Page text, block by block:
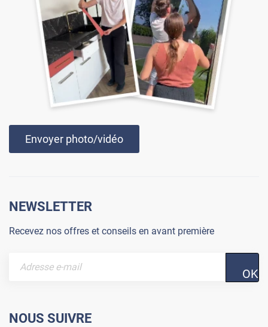
Envoyer photo/vidéo
NEWSLETTER
Recevez nos offres et conseils en avant première
OK
NOUS SUIVRE